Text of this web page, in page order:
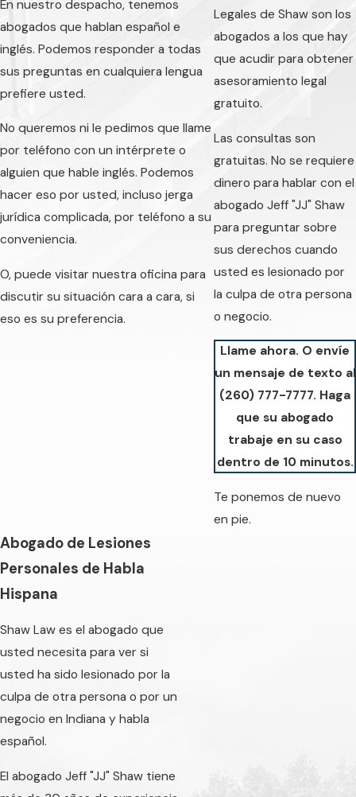
En nuestro despacho, tenemos
abogados que hablan español e
inglés. Podemos responder a todas
sus preguntas en cualquiera lengua
prefiere usted.
No queremos ni le pedimos que llame
por teléfono con un intérprete o
alguien que hable inglés. Podemos
hacer eso por usted, incluso jerga
jurídica complicada, por teléfono a su
conveniencia.
O, puede visitar nuestra oficina para
discutir su situación cara a cara, si
eso es su preferencia.
Legales de Shaw son los
abogados a los que hay
que acudir para obtener
asesoramiento legal
gratuito.
Las consultas son
gratuitas. No se requiere
dinero para hablar con el
abogado Jeff "JJ" Shaw
para preguntar sobre
sus derechos cuando
usted es lesionado por
la culpa de otra persona
o negocio.
Llame ahora. O envíe
un mensaje de texto al
(260) 777-7777. Haga
que su abogado
trabaje en su caso
dentro de 10 minutos.
Te ponemos de nuevo
en pie.
Abogado de Lesiones
Personales de Habla
Hispana
Shaw Law es el abogado que
usted necesita para ver si
usted ha sido lesionado por la
culpa de otra persona o por un
negocio en Indiana y habla
español.
El abogado Jeff "JJ" Shaw tiene